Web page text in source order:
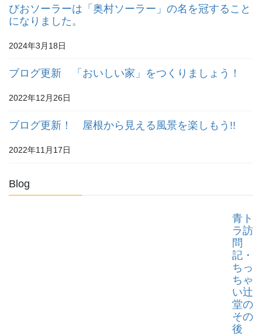
びおソーラーは「奥村ソーラー」の名を冠すること
になりました。
2024年3月18日
ブログ更新 「おいしい家」をつくりましょう！
2022年12月26日
ブログ更新！ 屋根から見える風景を楽しもう!!
2022年11月17日
Blog
青ト
ラ訪
問
記・
ちっ
ちゃ
い辻
堂の
その
後